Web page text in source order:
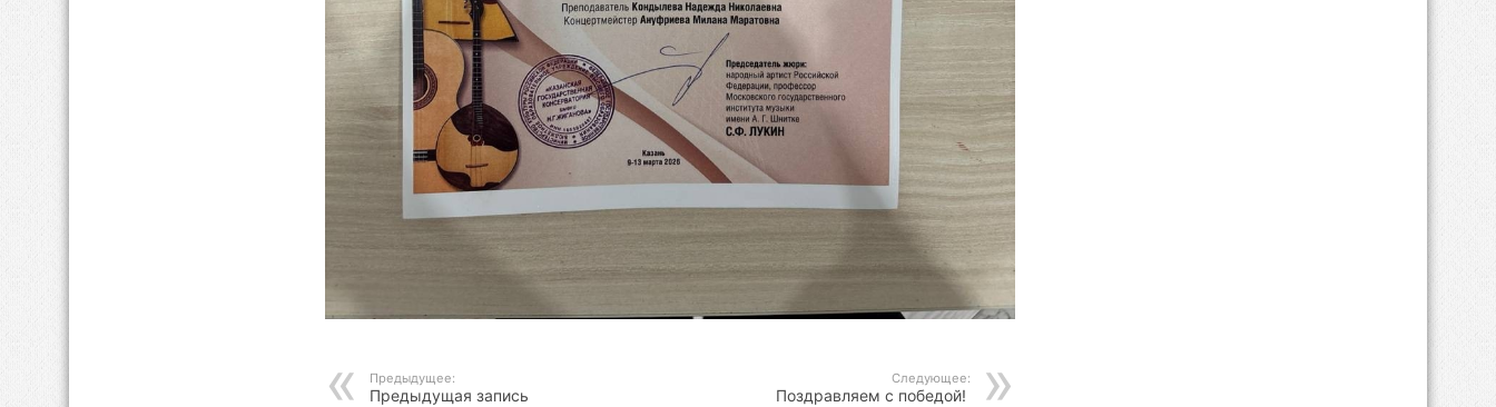
Предыдущее:
Предыдущая запись
Следующее:
Поздравляем с победой!